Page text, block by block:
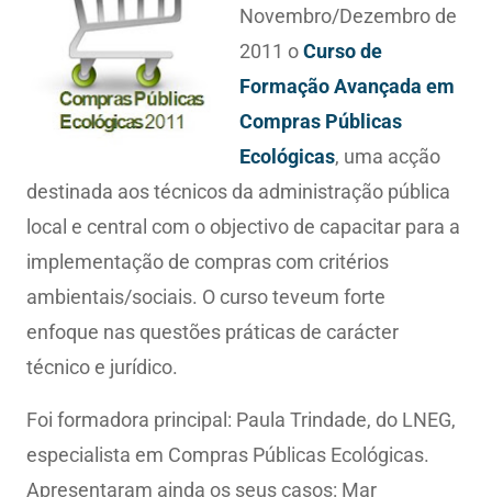
Novembro/Dezembro de
2011 oCurso de
Formação Avançada em
Compras Públicas
Ecológicas, uma acção
destinada aos técnicos da administração pública
local e central com o objectivo de capacitar para a
implementação de compras com critérios
ambientais/sociais. O curso teveum forte
enfoque nas questões práticas de carácter
técnico e jurídico.
Foi formadora principal: Paula Trindade, do LNEG,
especialista em Compras Públicas Ecológicas.
Apresentaram ainda os seus casos: Mar